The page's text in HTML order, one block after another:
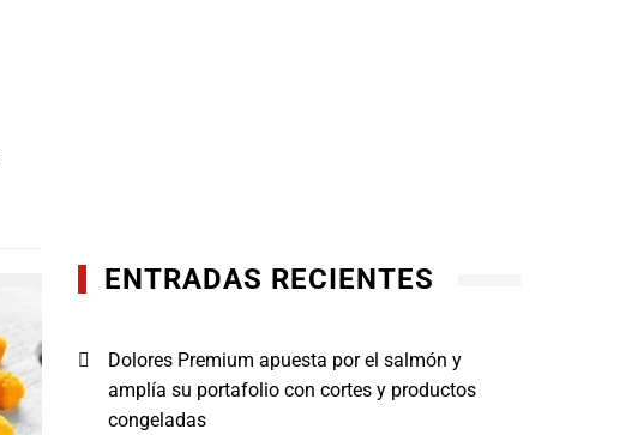
ENTRADAS RECIENTES
Dolores Premium apuesta por el salmón y
amplía su portafolio con cortes y productos
congeladas